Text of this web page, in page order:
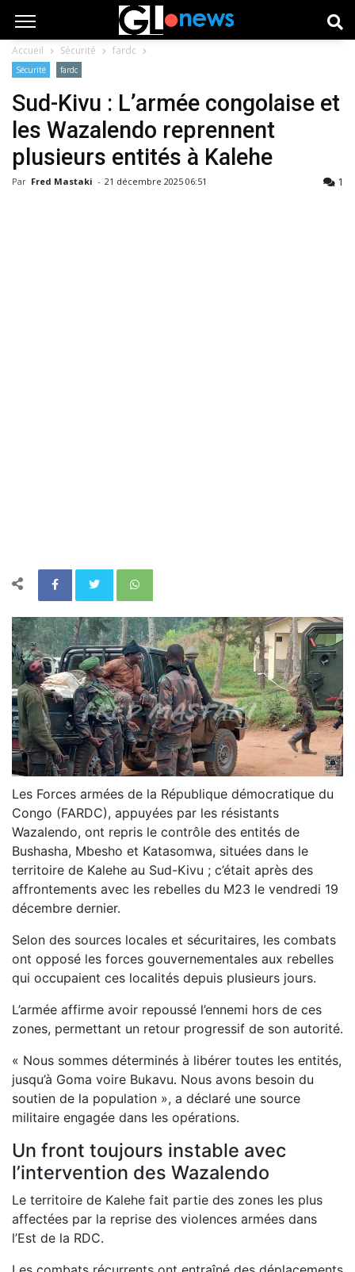
Accueil Sécurité fardc
Sécurité fardc
Sud-Kivu : L’armée congolaise et
les Wazalendo reprennent
plusieurs entités à Kalehe
Par Fred Mastaki - 21 décembre 2025 06:51 1
Les Forces armées de la République démocratique du
Congo (FARDC), appuyées par les résistants
Wazalendo, ont repris le contrôle des entités de
Bushasha, Mbesho et Katasomwa, situées dans le
territoire de Kalehe au Sud-Kivu ; c’était après des
affrontements avec les rebelles du M23 le vendredi 19
décembre dernier.
Selon des sources locales et sécuritaires, les combats
ont opposé les forces gouvernementales aux rebelles
qui occupaient ces localités depuis plusieurs jours.
L’armée affirme avoir repoussé l’ennemi hors de ces
zones, permettant un retour progressif de son autorité.
« Nous sommes déterminés à libérer toutes les entités,
jusqu’à Goma voire Bukavu. Nous avons besoin du
soutien de la population », a déclaré une source
militaire engagée dans les opérations.
Un front toujours instable avec
l’intervention des Wazalendo
Le territoire de Kalehe fait partie des zones les plus
affectées par la reprise des violences armées dans
l’Est de la RDC.